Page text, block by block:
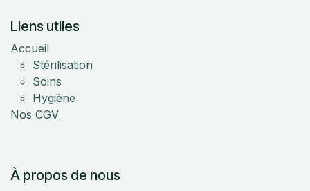
Liens utiles
Accueil
Stérilisation
Soins
Hygiène
Nos CGV
À propos de nous